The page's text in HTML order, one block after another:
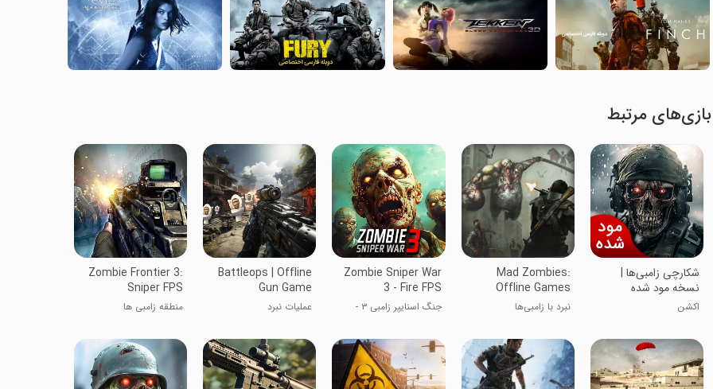
بازی‌های مرتبط
شکارچی زامبی‌ها |
نسخه مود شده
اکشن
Mad Zombies:
Offline Games
نبرد با زامبی‌ها
Zombie Sniper War
3 - Fire FPS
جنگ اسنایپر زامبی ۳ -
Battleops | Offline
Gun Game
عملیات نبرد
Zombie Frontier 3:
Sniper FPS
منطقه زامبی ها